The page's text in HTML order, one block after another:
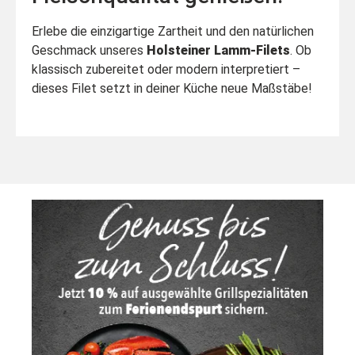
Erlebe die einzigartige Zartheit und den natürlichen
Geschmack unseres Holsteiner Lamm-Filets. Ob
klassisch zubereitet oder modern interpretiert –
dieses Filet setzt in deiner Küche neue Maßstäbe!